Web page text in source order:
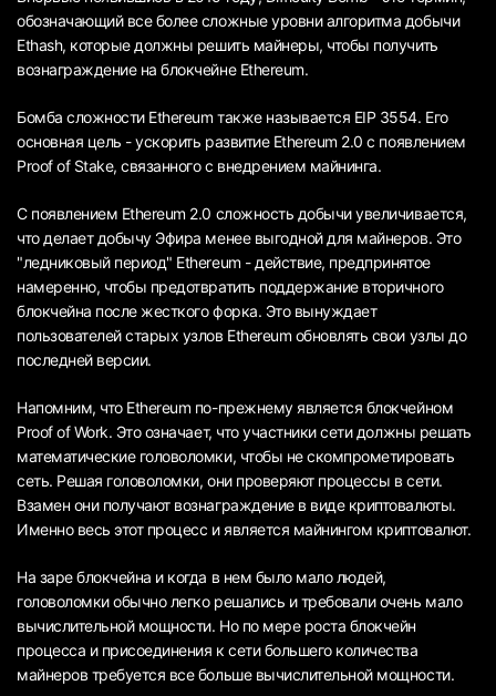
обозначающий все более сложные уровни алгоритма добычи
Ethash, которые должны решить майнеры, чтобы получить
вознаграждение на блокчейне Ethereum.
Бомба сложности Ethereum также называется EIP 3554. Его
основная цель - ускорить развитие Ethereum 2.0 с появлением
Proof of Stake, связанного с внедрением майнинга.
С появлением Ethereum 2.0 сложность добычи увеличивается,
что делает добычу Эфира менее выгодной для майнеров. Это
"ледниковый период" Ethereum - действие, предпринятое
намеренно, чтобы предотвратить поддержание вторичного
блокчейна после жесткого форка. Это вынуждает
пользователей старых узлов Ethereum обновлять свои узлы до
последней версии.
Напомним, что Ethereum по-прежнему является блокчейном
Proof of Work. Это означает, что участники сети должны решать
математические головоломки, чтобы не скомпрометировать
сеть. Решая головоломки, они проверяют процессы в сети.
Взамен они получают вознаграждение в виде криптовалюты.
Именно весь этот процесс и является майнингом криптовалют.
На заре блокчейна и когда в нем было мало людей,
головоломки обычно легко решались и требовали очень мало
вычислительной мощности. Но по мере роста блокчейн
процесса и присоединения к сети большего количества
майнеров требуется все больше вычислительной мощности.